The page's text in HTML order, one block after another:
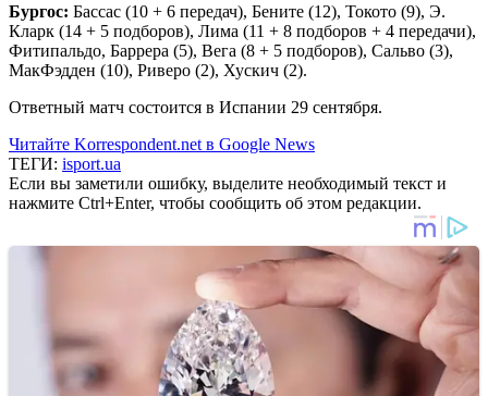
Бургос: Бассас (10 + 6 передач), Бените (12), Токото (9), Э.
Кларк (14 + 5 подборов), Лима (11 + 8 подборов + 4 передачи),
Фитипальдо, Баррера (5), Вега (8 + 5 подборов), Сальво (3),
МакФэдден (10), Риверо (2), Хускич (2).
Ответный матч состоится в Испании 29 сентября.
Читайте Korrespondent.net в Google News
ТЕГИ: isport.ua
Если вы заметили ошибку, выделите необходимый текст и
нажмите Ctrl+Enter, чтобы сообщить об этом редакции.